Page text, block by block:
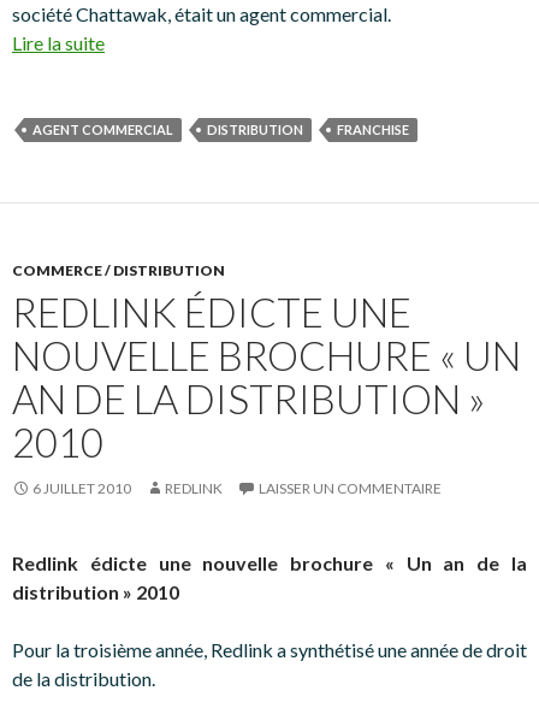
société Chattawak, était un agent commercial.
Lire la suite
AGENT COMMERCIAL DISTRIBUTION FRANCHISE
COMMERCE / DISTRIBUTION
REDLINK ÉDICTE UNE
NOUVELLE BROCHURE « UN
AN DE LA DISTRIBUTION »
2010
6 JUILLET 2010 REDLINK LAISSER UN COMMENTAIRE
Redlink édicte une nouvelle brochure « Un an de la
distribution » 2010
Pour la troisième année, Redlink a synthétisé une année de droit
de la distribution.